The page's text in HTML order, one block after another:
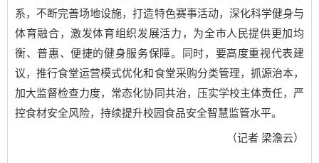
系，不断完善场地设施，打造特色赛事活动，深化科学健身与
体育融合，激发体育组织发展活力，为全市人民提供更加均
衡、普惠、便捷的健身服务保障。同时，要高度重视代表建
议，推行食堂运营模式优化和食堂采购分类管理，抓源治本，
加大监督检查力度，常态化协同共治，压实学校主体责任，严
控食材安全风险，持续提升校园食品安全智慧监管水平。
（记者 梁澹云）